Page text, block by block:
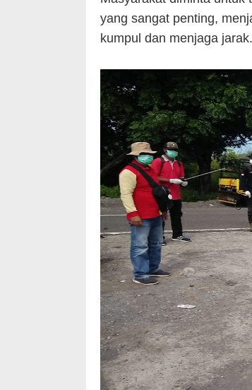
yang sangat penting,
kumpul dan menjaga jarak.